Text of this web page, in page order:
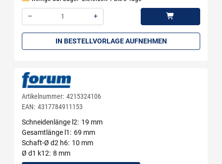
–
+
IN BESTELLVORLAGE AUFNEHMEN
Artikelnummer: 4215324106
EAN: 4317784911153
Schneidenlänge l2
19 mm
Gesamtlänge l1
69 mm
Schaft-Ø d2 h6 10 mm
Ø d1 k12 8 mm